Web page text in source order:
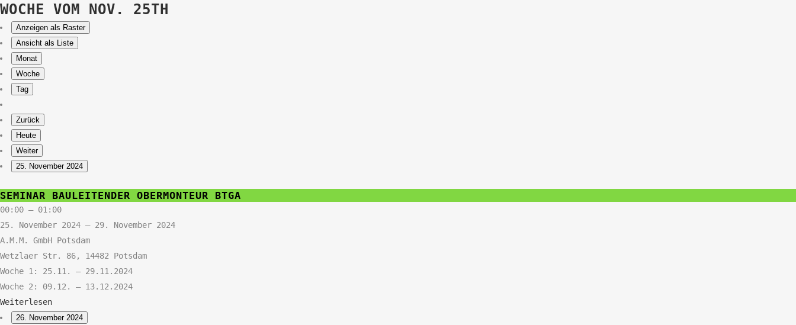
WOCHE VOM NOV. 25TH
Anzeigen als Raster
Ansicht als Liste
Monat
Woche
Tag
Zurück
Heute
Weiter
25. November 2024
Seminar
Bauleitender
Obermonteur
SEMINAR BAULEITENDER OBERMONTEUR BTGA
00:00 – 01:00
25. November 2024 – 29. November 2024
A.M.M. GmbH Potsdam
Wetzlaer Str. 86, 14482 Potsdam
Woche 1: 25.11. – 29.11.2024
Woche 2: 09.12. – 13.12.2024
Weiterlesen
26. November 2024